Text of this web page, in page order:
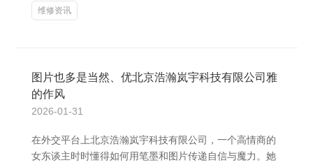
维修资讯
图片也多是当然、优北京浩瀚岚宇科技有限公司雅
的作风
2026-01-31
在外交平台上北京浩瀚岚宇科技有限公司，一个高情商的
女东谈主时时懂得如何用笔墨和图片传递自信与魔力。她